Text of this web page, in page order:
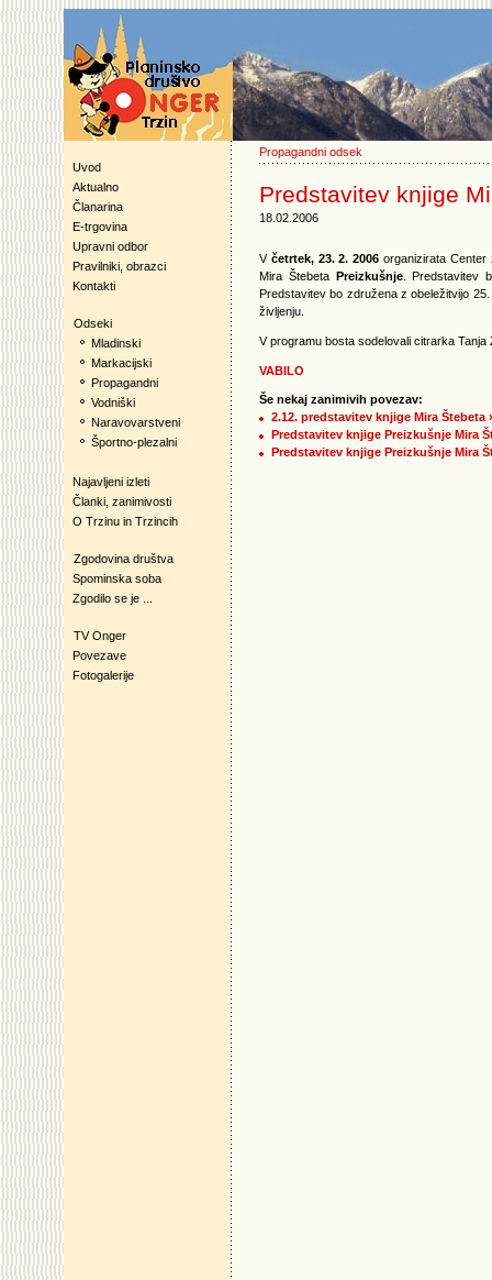
Uvod
Aktualno
Članarina
E-trgovina
Upravni odbor
Pravilniki, obrazci
Kontakti
Odseki
Mladinski
Markacijski
Propagandni
Vodniški
Naravovarstveni
Športno-plezalni
Najavljeni izleti
Članki, zanimivosti
O Trzinu in Trzincih
Zgodovina društva
Spominska soba
Zgodilo se je ...
TV Onger
Povezave
Fotogalerije
Propagandni odsek
Predstavitev knjige
18.02.2006
V četrtek, 23. 2. 2006 organizirata Center
Mira Štebeta
Preizkušnje. Predstavitev
Predstavitev bo združena z obeležitvijo
življenju.
V programu bosta sodelovali citrarka
VABILO
Še nekaj zanimivih povezav:
2.12. predstavitev knjige Mira Štebeta
Predstavitev knjige Preizkušnje Mira
Predstavitev knjige Preizkušnje Mira